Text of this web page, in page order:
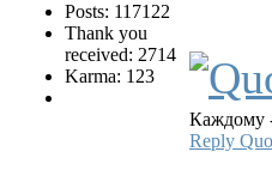
Posts: 117122
Thank you
received: 2714
Karma: 123
Каждому
Reply